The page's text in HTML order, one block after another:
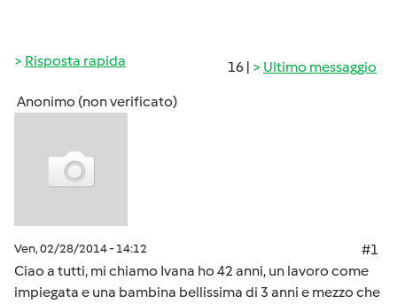
16 | Ultimo messaggio
Risposta rapida
Anonimo (non verificato)
Ven, 02/28/2014 - 14:12
#1
Ciao a tutti, mi chiamo Ivana ho 42 anni, un lavoro come
impiegata e una bambina bellissima di 3 anni e mezzo che